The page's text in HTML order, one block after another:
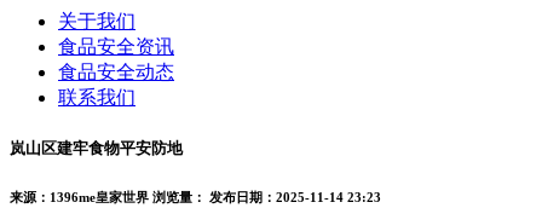
关于我们
食品安全资讯
食品安全动态
联系我们
岚山区建牢食物平安防地
来源：1396me皇家世界 浏览量： 发布日期：2025-11-14 23:23